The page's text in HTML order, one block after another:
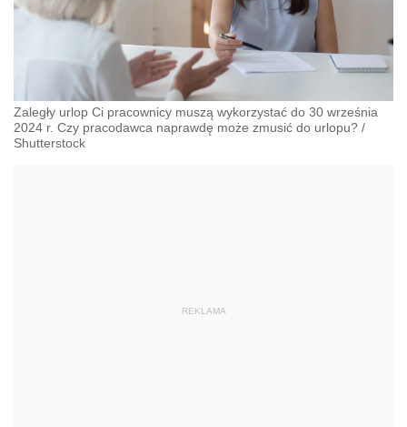
Zaległy urlop Ci pracownicy muszą wykorzystać do 30 września
2024 r. Czy pracodawca naprawdę może zmusić do urlopu? /
Shutterstock